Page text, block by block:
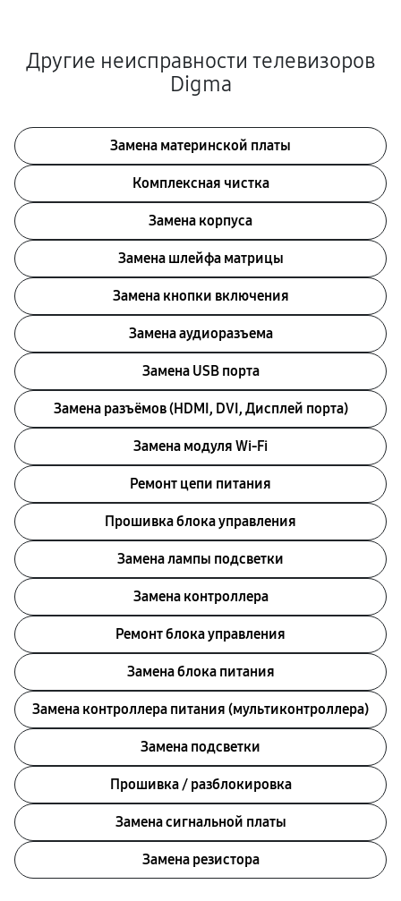
Другие неисправности телевизоров
Digma
Замена материнской платы
Комплексная чистка
Замена корпуса
Замена шлейфа матрицы
Замена кнопки включения
Замена аудиоразъема
Замена USB порта
Замена разъёмов (HDMI, DVI, Дисплей порта)
Замена модуля Wi-Fi
Ремонт цепи питания
Прошивка блока управления
Замена лампы подсветки
Замена контроллера
Ремонт блока управления
Замена блока питания
Замена контроллера питания (мультиконтроллера)
Замена подсветки
Прошивка / разблокировка
Замена сигнальной платы
Замена резистора